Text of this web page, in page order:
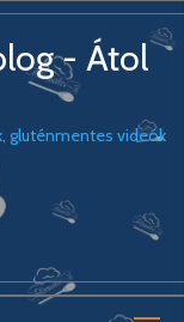
- Átol
gluténmentes videók